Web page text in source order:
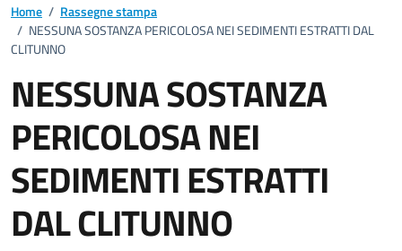
Home / Rassegne stampa
/ NESSUNA SOSTANZA PERICOLOSA NEI SEDIMENTI ESTRATTI DAL
CLITUNNO
NESSUNA SOSTANZA
PERICOLOSA NEI
SEDIMENTI ESTRATTI
DAL CLITUNNO